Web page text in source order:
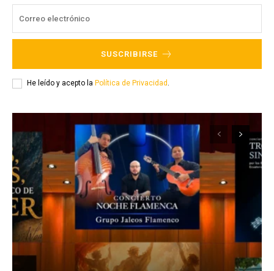
SUSCRIBIRSE
He leído y acepto la Política de Privacidad .